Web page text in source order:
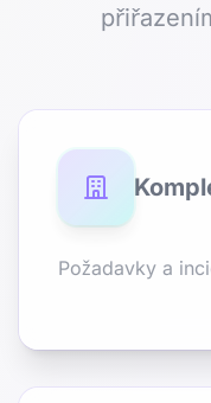
Požadavky a